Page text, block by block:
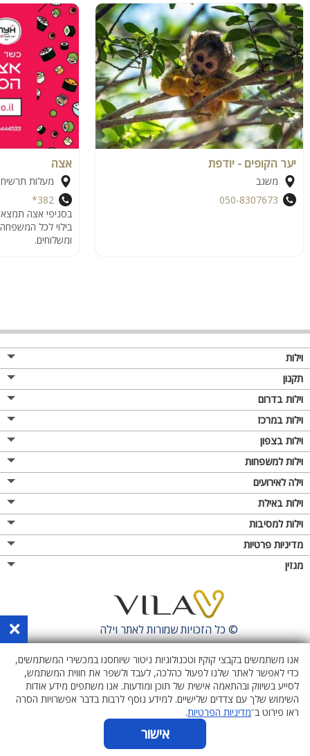
יער הקופים - יודפת
משגב
050-8307673
אצה
מעלות
382*
בסניפי אצה
ומשלוחים.
וילות
תקנון
וילות בדרום
וילות במרכז
וילות בצפון
וילות למשפחות
וילה לאירועים
וילות באילת
וילות למסיבות
מדיניות פרטיות
מגזין
© כל הזכויות שמורות לאתרוילה ×
אנו משתמשים בקבצי קוקיז וטכנולוגיות ניטור שיוחסנו במכשירי המשתמשים,
כדי לאפשר לאתר שלנו לפעול כהלכה, לעבד ולשפר את חווית המשתמש,
לסייע בשיווק ובהתאמה אישית של תוכן ומודעות. אנו משתפים מידע אודות
השימוש שלך עם צדדים שלישיים. למידע נוסף לרבות בדבר אפשרויות הסרה
ראו פירוט ב־מדיניות הפרטיות.
אישור